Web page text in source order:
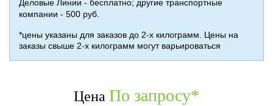
Деловые Линии - бесплатно; другие транспортные
компании - 500 руб.
*цены указаны для заказов до 2-х килограмм. Цены на
заказы свыше 2-х килограмм могут варьироваться
Цена По запросу*